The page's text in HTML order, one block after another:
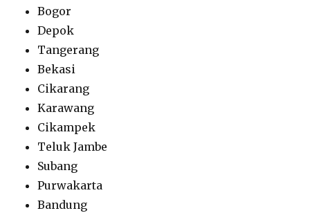
Bogor
Depok
Tangerang
Bekasi
Cikarang
Karawang
Cikampek
Teluk Jambe
Subang
Purwakarta
Bandung